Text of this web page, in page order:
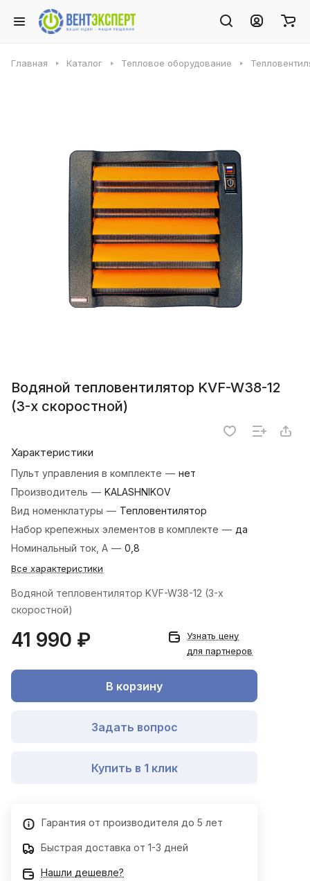
Главная Каталог Тепловое оборудование
Водяной тепловентилятор KVF-W38-12
(3-х скоростной)
Характеристики
Пульт управления в комплекте — нет
Производитель — KALASHNIKOV
Вид номенклатуры — Тепловентилятор
Набор крепежных элементов в комплекте — да
Номинальный ток, А — 0,8
Все характеристики
Водяной тепловентилятор KVF-W38-12 (3-х
скоростной)
41 990 ₽
Узнать цену
для партнеров
В корзину
Задать вопрос
Купить в 1 клик
Гарантия от производителя до 5 лет
Быстрая доставка от 1-3 дней
Нашли дешевле?